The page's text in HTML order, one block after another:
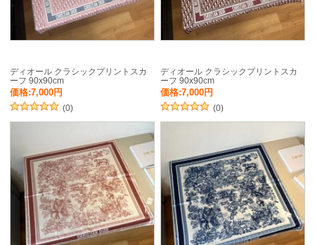
ディオール クラシックプリントスカ
ーフ 90x90cm
価格:7,000円
(0)
ディオール クラシックプリントスカ
ーフ 90x90cm
価格:7,000円
(0)